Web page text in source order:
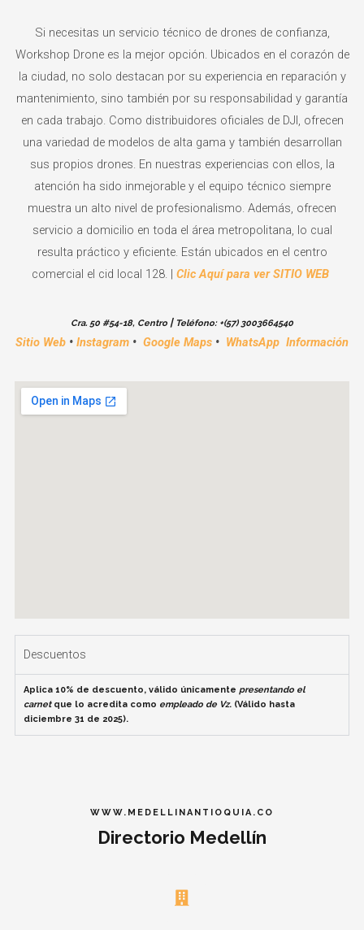
Si necesitas un servicio técnico de drones de confianza,
Workshop Drone es la mejor opción. Ubicados en el corazón de
la ciudad, no solo destacan por su experiencia en reparación y
mantenimiento, sino también por su responsabilidad y garantía
en cada trabajo. Como distribuidores oficiales de DJI, ofrecen
una variedad de modelos de alta gama y también desarrollan
sus propios drones. En nuestras experiencias con ellos, la
atención ha sido inmejorable y el equipo técnico siempre
muestra un alto nivel de profesionalismo. Además, ofrecen
servicio a domicilio en toda el área metropolitana, lo cual
resulta práctico y eficiente. Están ubicados en el centro
comercial el cid local 128. | Clic Aquí para ver SITIO WEB
Cra. 50 #54-18, Centro | Teléfono: +(57) 3003664540
Sitio Web • Instagram • Google Maps • WhatsApp Información
Descuentos
Aplica 10% de descuento, válido únicamente presentando el
carnetque lo acredita como empleado de Vz. (Válido hasta
diciembre 31 de 2025).
WWW.MEDELLINANTIOQUIA.CO
Directorio Medellín